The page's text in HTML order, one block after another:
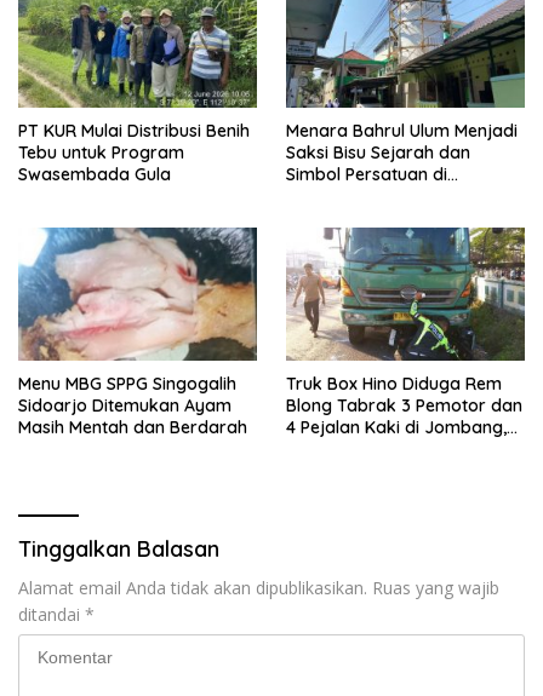
PT KUR Mulai Distribusi Benih
Tebu untuk Program
Swasembada Gula
Menara Bahrul Ulum Menjadi
Saksi Bisu Sejarah dan
Simbol Persatuan di
Menu MBG SPPG Singogalih
Sidoarjo Ditemukan Ayam
Masih Mentah dan Berdarah
Truk Box Hino Diduga Rem
Blong Tabrak 3 Pemotor dan
4 Pejalan Kaki di Jombang,
Tinggalkan Balasan
Alamat email Anda tidak akan dipublikasikan. Ruas yang wajib
ditandai *